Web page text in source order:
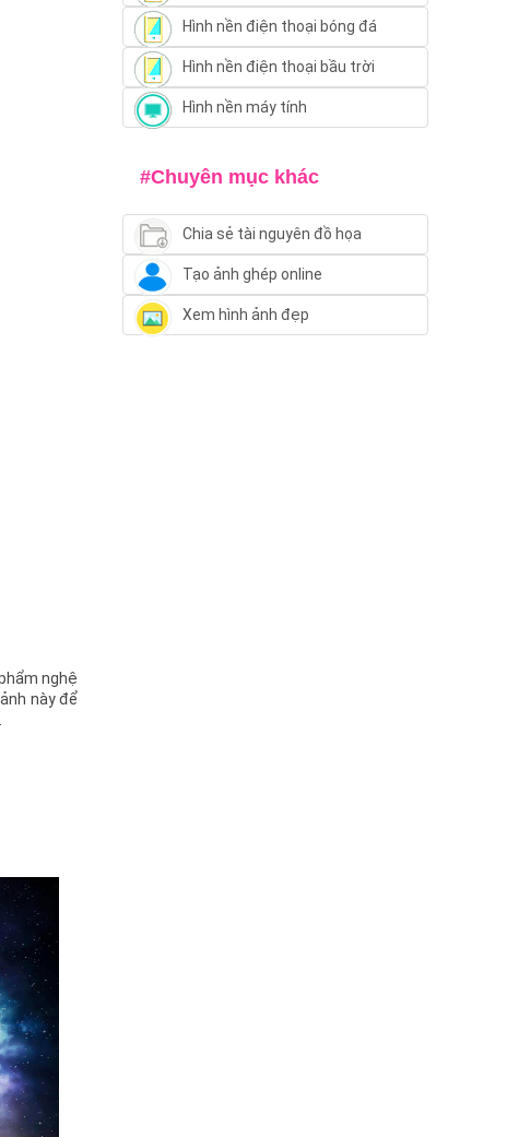
nghệ
này để
Hình nền điện thoại bóng đá
Hình nền điện thoại bầu trời
Hình nền máy tính
#Chuyên mục khác
Chia sẻ tài nguyên đồ họa
Tạo ảnh ghép online
Xem hình ảnh đẹp